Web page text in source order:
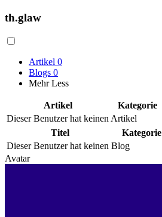
th.glaw
Artikel 0
Blogs 0
Mehr Less
Artikel Kategorie
Dieser Benutzer hat keinen Artikel
Titel
Kategorie
Dieser Benutzer hat keinen Blog
Avatar